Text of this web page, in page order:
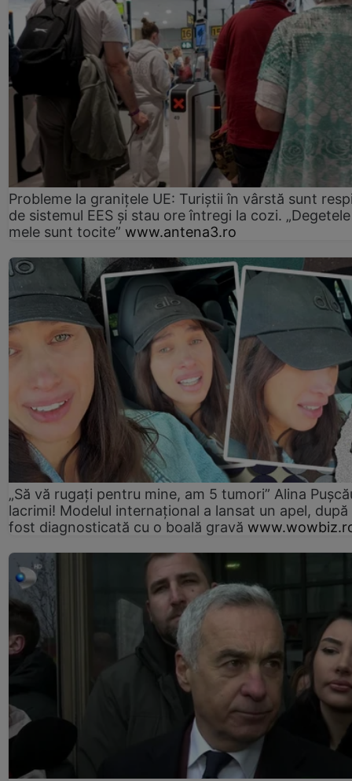
Probleme la granițele UE: Turiștii în vârstă sunt
de sistemul EES și stau ore întregi la cozi. „Degetele
mele sunt tocite” www.antena3.ro
„Să vă rugați pentru mine, am 5 tumori” Alina
lacrimi! Modelul internațional a lansat un apel, după
fost diagnosticată cu o boală gravă